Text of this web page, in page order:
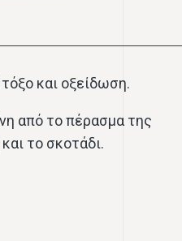
και οξείδωση.
από το πέρασμα της
το σκοτάδι.